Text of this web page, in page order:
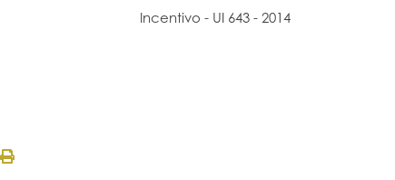
Incentivo - UI 643 - 2014